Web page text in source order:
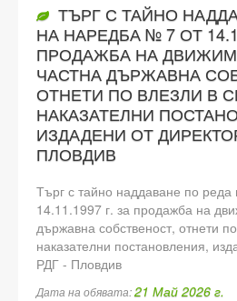
ТЪРГ С ТАЙНО
НА НАРЕДБА № 7 ОТ
ПРОДАЖБА НА
ЧАСТНА ДЪРЖАВНА
ОТНЕТИ ПО ВЛЕЗЛИ В
НАКАЗАТЕЛНИ
ИЗДАДЕНИ ОТ
ПЛОВДИВ
Търг с тайно наддаване по
14.11.1997 г. за продажба на
държавна собственост, отнети
наказателни постановления,
РДГ - Пловдив
Дата на обявата:21 Май 2026 г.